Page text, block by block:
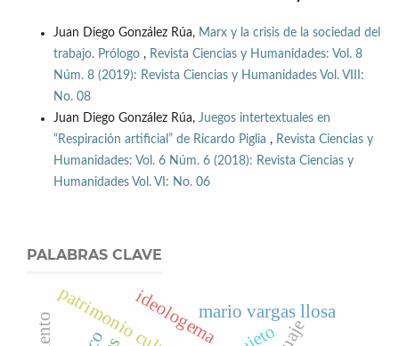
Juan Diego González Rúa, Marx y la crisis de la sociedad del
trabajo. Prólogo , Revista Ciencias y Humanidades: Vol. 8
Núm. 8 (2019): Revista Ciencias y Humanidades Vol. VIII:
No. 08
Juan Diego González Rúa, Juegos intertextuales en
“Respiración artificial” de Ricardo Piglia , Revista Ciencias y
Humanidades: Vol. 6 Núm. 6 (2018): Revista Ciencias y
Humanidades Vol. VI: No. 06
PALABRAS CLAVE
ideologemamario vargas llosa